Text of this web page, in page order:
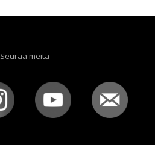
Seuraa meitä